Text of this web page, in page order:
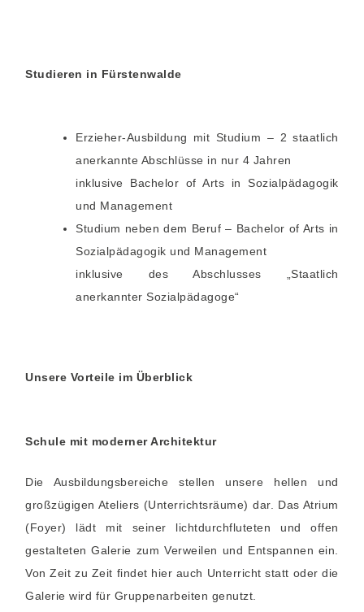
Studieren in Fürstenwalde
Erzieher-Ausbildung mit Studium – 2 staatlich
anerkannte Abschlüsse in nur 4 Jahren
inklusive Bachelor of Arts in Sozialpädagogik
und Management
Studium neben dem Beruf – Bachelor of Arts in
Sozialpädagogik und Management
inklusive des Abschlusses „Staatlich
anerkannter Sozialpädagoge“
Unsere Vorteile im Überblick
Schule mit moderner Architektur
Die Ausbildungsbereiche stellen unsere hellen und
großzügigen Ateliers (Unterrichtsräume) dar. Das Atrium
(Foyer) lädt mit seiner lichtdurchfluteten und offen
gestalteten Galerie zum Verweilen und Entspannen ein.
Von Zeit zu Zeit findet hier auch Unterricht statt oder die
Galerie wird für Gruppenarbeiten genutzt.